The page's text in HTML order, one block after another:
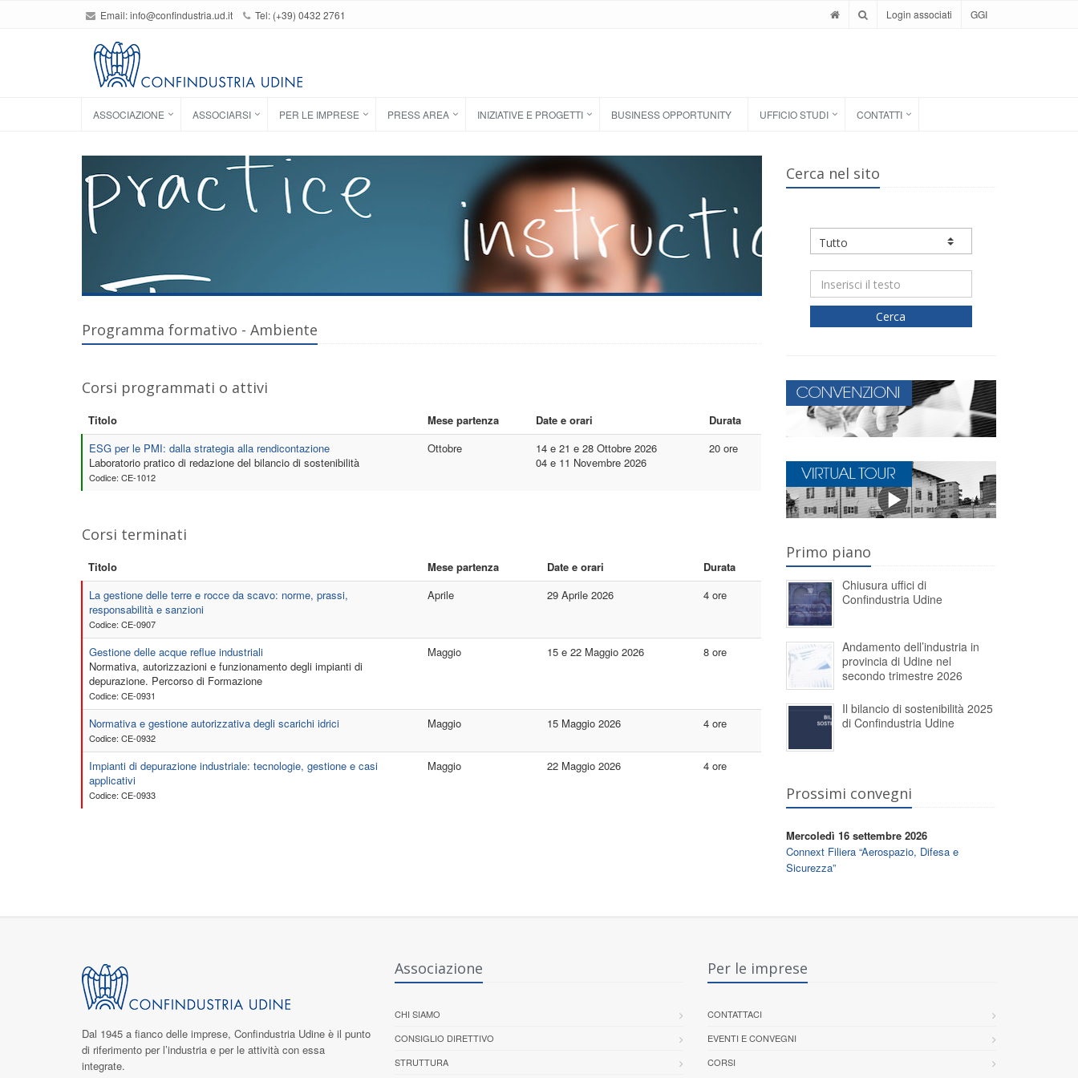
Email:info@confindustria.ud.it Tel: (+39) 0432 2761 Login associati GGI
ASSOCIAZIONE ASSOCIARSI PER LE IMPRESE PRESS AREA INIZIATIVE E PROGETTI BUSINESS OPPORTUNITY UFFICIO STUDI CONTATTI
Programma formativo - Ambiente
Corsi programmati o attivi
Titolo Mese partenza Date e orari
Durata
ESG per le PMI: dalla strategia alla rendicontazione
Laboratorio pratico di redazione del bilancio di sostenibilità
Codice: CE-1012
Ottobre
14 e 21 e 28 Ottobre 2026
04 e 11 Novembre 2026
20 ore
Corsi terminati
Titolo Mese partenza Date e orari
Durata
La gestione delle terre e rocce da scavo: norme, prassi,
responsabilità e sanzioni
Codice: CE-0907
Aprile 29 Aprile 2026 4 ore
Gestione delle acque reflue industriali
Normativa, autorizzazioni e funzionamento degli impianti di
depurazione. Percorso di Formazione
Codice: CE-0931
Maggio 15 e 22 Maggio 2026 8 ore
Normativa e gestione autorizzativa degli scarichi idrici
Codice: CE-0932
Maggio 15 Maggio 2026 4 ore
Impianti di depurazione industriale: tecnologie, gestione e casi
applicativi
Codice: CE-0933
Maggio 22 Maggio 2026 4 ore
Cerca nel sito
Cerca
Primo piano
Chiusura uffici di
Confindustria Udine
Andamento dell’industria in
provincia di Udine nel
secondo trimestre 2026
Il bilancio di sostenibilità 2025
di Confindustria Udine
Prossimi convegni
Mercoledì 16 settembre 2026
Connext Filiera “Aerospazio, Difesa e
Sicurezza”
Dal 1945 a fianco delle imprese, Confindustria Udine è il punto
di riferimento per l’industria e per le attività con essa
integrate.
Associazione
CHI SIAMO
CONSIGLIO DIRETTIVO
STRUTTURA
Per le imprese
CONTATTACI
EVENTI E CONVEGNI
CORSI